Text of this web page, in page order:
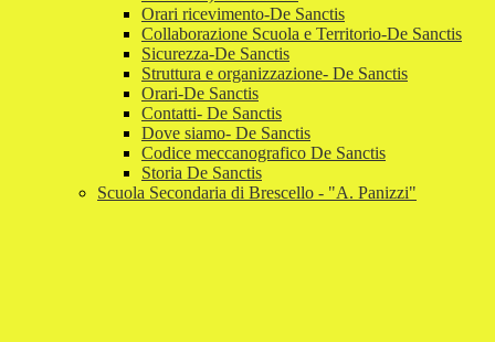
Orari ricevimento-De Sanctis
Collaborazione Scuola e Territorio-De Sanctis
Sicurezza-De Sanctis
Struttura e organizzazione- De Sanctis
Orari-De Sanctis
Contatti- De Sanctis
Dove siamo- De Sanctis
Codice meccanografico De Sanctis
Storia De Sanctis
Scuola Secondaria di Brescello - "A. Panizzi"